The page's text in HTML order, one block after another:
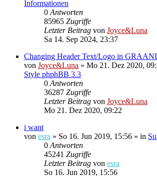
Informationen
0 Antworten
85965 Zugriffe
Letzter Beitrag von Joyce&Luna
Sa 14. Sep 2024, 23:37
Changing Header Text/Logo in
von Joyce&Luna » Mo 21. Dez 2020,
Style phphBB 3.3
0 Antworten
36287 Zugriffe
Letzter Beitrag von Joyce&Luna
Mo 21. Dez 2020, 09:22
i want
von esra » So 16. Jun 2019, 15:56 » in
0 Antworten
45241 Zugriffe
Letzter Beitrag von esra
So 16. Jun 2019, 15:56